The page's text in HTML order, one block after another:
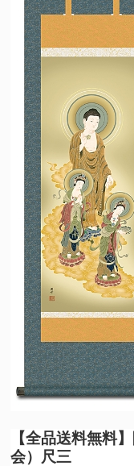
【全品送料無料】
会）尺三